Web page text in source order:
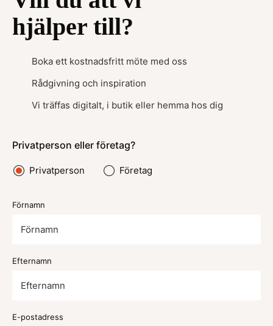
hjälper till?
Boka ett kostnadsfritt möte med oss
Rådgivning och inspiration
Vi träffas digitalt, i butik eller hemma hos dig
Privatperson eller företag?
Privatperson Företag
Förnamn
Efternamn
E-postadress